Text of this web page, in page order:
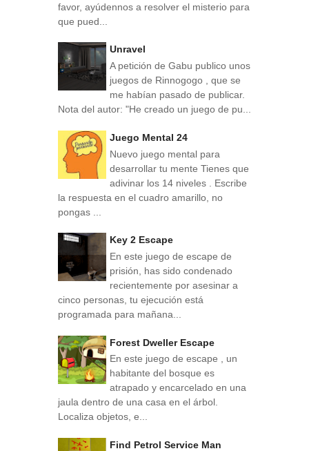
favor, ayúdennos a resolver el misterio para
que pued...
Unravel
A petición de Gabu publico unos
juegos de Rinnogogo , que se
me habían pasado de publicar.
Nota del autor: "He creado un juego de pu...
Juego Mental 24
Nuevo juego mental para
desarrollar tu mente Tienes que
adivinar los 14 niveles . Escribe
la respuesta en el cuadro amarillo, no
pongas ...
Key 2 Escape
En este juego de escape de
prisión, has sido condenado
recientemente por asesinar a
cinco personas, tu ejecución está
programada para mañana...
Forest Dweller Escape
En este juego de escape , un
habitante del bosque es
atrapado y encarcelado en una
jaula dentro de una casa en el árbol.
Localiza objetos, e...
Find Petrol Service Man